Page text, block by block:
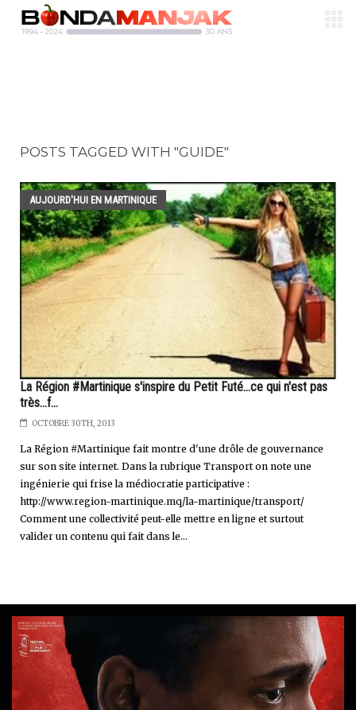
POSTS TAGGED WITH "GUIDE"
AUJOURD'HUI EN MARTINIQUE
La Région #Martinique s'inspire du Petit Futé...ce qui n'est pas
très...f...
OCTOBRE 30TH, 2013
La Région #Martinique fait montre d'une drôle de gouvernance
sur son site internet. Dans la rubrique Transport on note une
ingénierie qui frise la médiocratie participative :
http://www.region-martinique.mq/la-martinique/transport/
Comment une collectivité peut-elle mettre en ligne et surtout
valider un contenu qui fait dans le...